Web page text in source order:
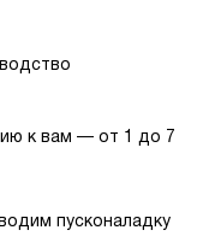
к вам — от 1 до 7
пусконаладку